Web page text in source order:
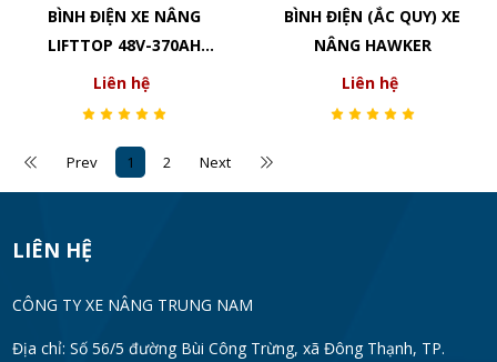
BÌNH ĐIỆN XE NÂNG
LIFTTOP 48V-370AH
VTIL370
Liên hệ
BÌNH ĐIỆN (ẮC QUY) XE
NÂNG HAWKER
Liên hệ
Prev 1 2 Next
LIÊN HỆ
CÔNG TY XE NÂNG TRUNG NAM
Địa chỉ: Số 56/5 đường Bùi Công Trừng, xã Đông Thạnh, TP.